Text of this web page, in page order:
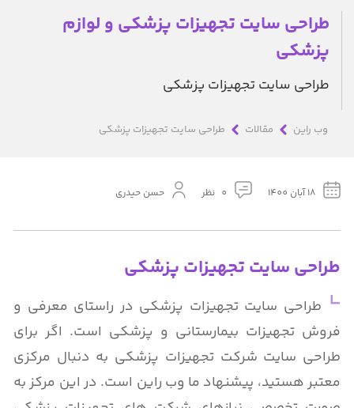
طراحی سایت تجهیزات پزشکی و لوازم
پزشکی
طراحی سایت تجهیزات پزشکی
وب راین مقالات طراحی سایت تجهیزات پزشکی
18 آبان 1400 0 نظر حسن حیدری
طراحی سایت تجهیزات پزشکی
طراحی سایت تجهیزات پزشکی در راستای معرفی و
فروش تجهیزات بیمارستانی و پزشکی است. اگر برای
طراحی سایت شرکت تجهیزات پزشکی به دنبال مرکزی
معتبر هستید، پیشنهاد ما وب راین است. در این مرکز به